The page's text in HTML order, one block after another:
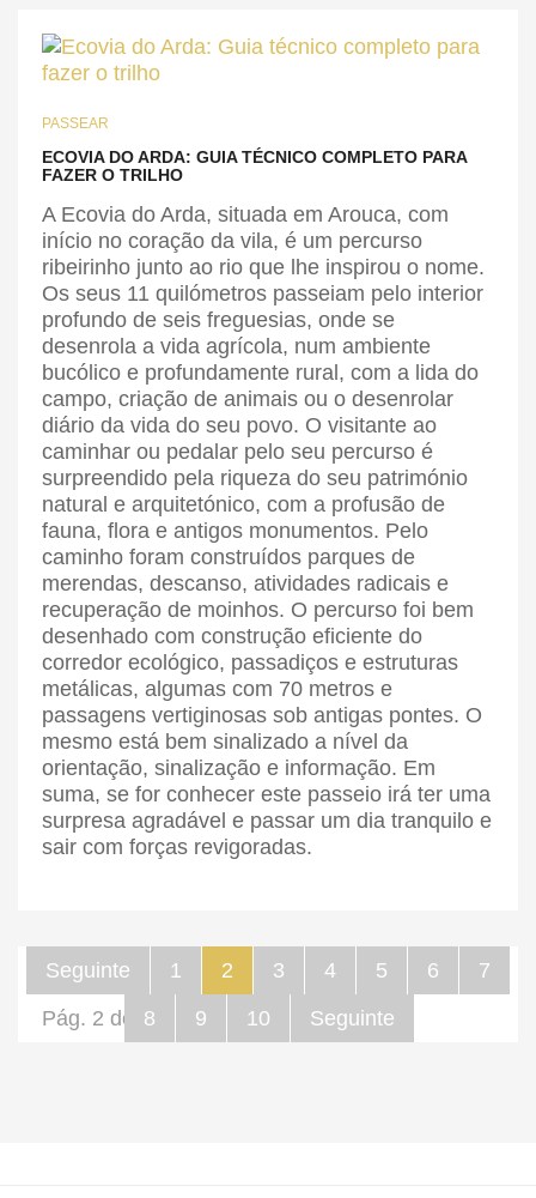
PASSEAR
ECOVIA DO ARDA: GUIA TÉCNICO COMPLETO PARA
FAZER O TRILHO
A Ecovia do Arda, situada em Arouca, com
início no coração da vila, é um percurso
ribeirinho junto ao rio que lhe inspirou o nome.
Os seus 11 quilómetros passeiam pelo interior
profundo de seis freguesias, onde se
desenrola a vida agrícola, num ambiente
bucólico e profundamente rural, com a lida do
campo, criação de animais ou o desenrolar
diário da vida do seu povo. O visitante ao
caminhar ou pedalar pelo seu percurso é
surpreendido pela riqueza do seu património
natural e arquitetónico, com a profusão de
fauna, flora e antigos monumentos. Pelo
caminho foram construídos parques de
merendas, descanso, atividades radicais e
recuperação de moinhos. O percurso foi bem
desenhado com construção eficiente do
corredor ecológico, passadiços e estruturas
metálicas, algumas com 70 metros e
passagens vertiginosas sob antigas pontes. O
mesmo está bem sinalizado a nível da
orientação, sinalização e informação. Em
suma, se for conhecer este passeio irá ter uma
surpresa agradável e passar um dia tranquilo e
sair com forças revigoradas.
Seguinte 1 2 3 4 5 6
7
8
9 10 Seguinte
Pág. 2 de 66